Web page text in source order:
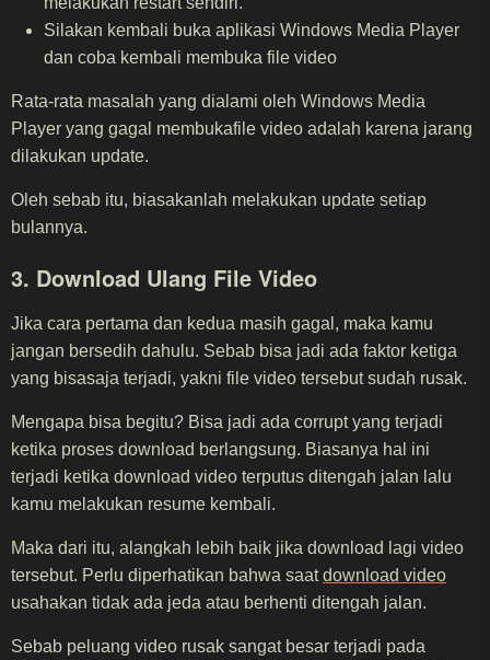
Silakan kembali buka aplikasi Windows Media Player
dan coba kembali membuka file video
Rata-rata masalah yang dialami oleh Windows Media
Player yang gagal membukafile video adalah karena jarang
dilakukan update.
Oleh sebab itu, biasakanlah melakukan update setiap
bulannya.
3. Download Ulang File Video
Jika cara pertama dan kedua masih gagal, maka kamu
jangan bersedih dahulu. Sebab bisa jadi ada faktor ketiga
yang bisasaja terjadi, yakni file video tersebut sudah rusak.
Mengapa bisa begitu? Bisa jadi ada corrupt yang terjadi
ketika proses download berlangsung. Biasanya hal ini
terjadi ketika download video terputus ditengah jalan lalu
kamu melakukan resume kembali.
Maka dari itu, alangkah lebih baik jika download lagi video
tersebut. Perlu diperhatikan bahwa saatdownload video
usahakan tidak ada jeda atau berhenti ditengah jalan.
Sebab peluang video rusak sangat besar terjadi pada